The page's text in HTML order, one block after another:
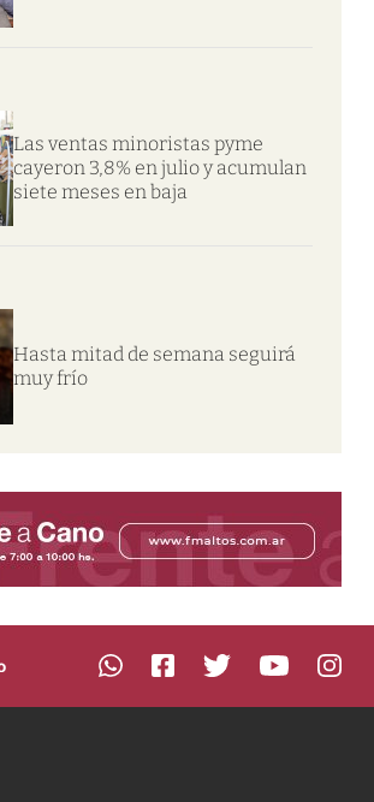
Las ventas minoristas pyme
cayeron 3,8% en julio y acumulan
siete meses en baja
Hasta mitad de semana seguirá
muy frío